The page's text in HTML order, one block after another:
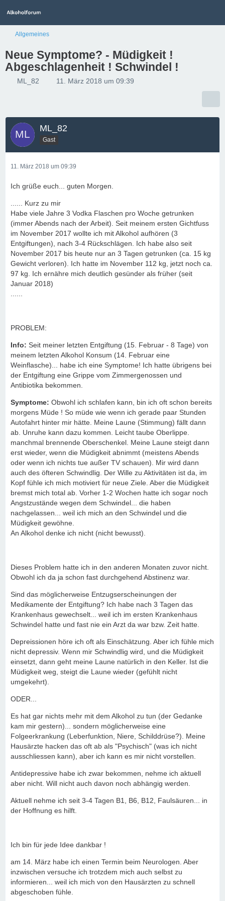
Allgemeines
Neue Symptome? - Müdigkeit !
Abgeschlagenheit ! Schwindel !
ML_82 11. März 2018 um 09:39
ML_82
Gast
11. März 2018 um 09:39
Ich grüße euch... guten Morgen.
...... Kurz zu mir
Habe viele Jahre 3 Vodka Flaschen pro Woche getrunken
(immer Abends nach der Arbeit). Seit meinem ersten Gichtfuss
im November 2017 wollte ich mit Alkohol aufhören (3
Entgiftungen), nach 3-4 Rückschlägen. Ich habe also seit
November 2017 bis heute nur an 3 Tagen getrunken (ca. 15 kg
Gewicht verloren). Ich hatte im November 112 kg, jetzt noch ca.
97 kg. Ich ernähre mich deutlich gesünder als früher (seit
Januar 2018)
PROBLEM:
Info: Seit meiner letzten Entgiftung (15. Februar - 8 Tage) von
meinem letzten Alkohol Konsum (14. Februar eine
Weinflasche)... habe ich eine Symptome! Ich hatte übrigens bei
der Entgiftung eine Grippe vom Zimmergenossen und
Antibiotika bekommen.
Symptome: Obwohl ich schlafen kann, bin ich oft schon bereits
morgens Müde ! So müde wie wenn ich gerade paar Stunden
Autofahrt hinter mir hätte. Meine Laune (Stimmung) fällt dann
ab. Unruhe kann dazu kommen. Leicht taube Oberlippe.
manchmal brennende Oberschenkel. Meine Laune steigt dann
erst wieder, wenn die Müdigkeit abnimmt (meistens Abends
oder wenn ich nichts tue außer TV schauen). Mir wird dann
auch des öfteren Schwindlig. Der Wille zu Aktivitäten ist da, im
Kopf fühle ich mich motiviert für neue Ziele. Aber die Müdigkeit
bremst mich total ab. Vorher 1-2 Wochen hatte ich sogar noch
Angstzustände wegen dem Schwindel... die haben
nachgelassen... weil ich mich an den Schwindel und die
Müdigkeit gewöhne.
An Alkohol denke ich nicht (nicht bewusst).
Dieses Problem hatte ich in den anderen Monaten zuvor nicht.
Obwohl ich da ja schon fast durchgehend Abstinenz war.
Sind das möglicherweise Entzugserscheinungen der
Medikamente der Entgiftung? Ich habe nach 3 Tagen das
Krankenhaus gewechselt... weil ich im ersten Krankenhaus
Schwindel hatte und fast nie ein Arzt da war bzw. Zeit hatte.
Depreissionen höre ich oft als Einschätzung. Aber ich fühle mich
nicht depressiv. Wenn mir Schwindlig wird, und die Müdigkeit
einsetzt, dann geht meine Laune natürlich in den Keller. Ist die
Müdigkeit weg, steigt die Laune wieder (gefühlt nicht
umgekehrt).
ODER...
Es hat gar nichts mehr mit dem Alkohol zu tun (der Gedanke
kam mir gestern)... sondern möglicherweise eine
Folgeerkrankung (Leberfunktion, Niere, Schilddrüse?). Meine
Hausärzte hacken das oft ab als "Psychisch" (was ich nicht
ausschliessen kann), aber ich kann es mir nicht vorstellen.
Antidepressive habe ich zwar bekommen, nehme ich aktuell
aber nicht. Will nicht auch davon noch abhängig werden.
Aktuell nehme ich seit 3-4 Tagen B1, B6, B12, Faulsäuren... in
der Hoffnung es hilft.
Ich bin für jede Idee dankbar !
am 14. März habe ich einen Termin beim Neurologen. Aber
inzwischen versuche ich trotzdem mich auch selbst zu
informieren... weil ich mich von den Hausärzten zu schnell
abgeschoben fühle.